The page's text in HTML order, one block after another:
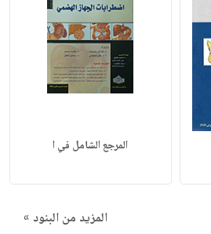
المرجع الشامل في ا
المزيد من البنود »